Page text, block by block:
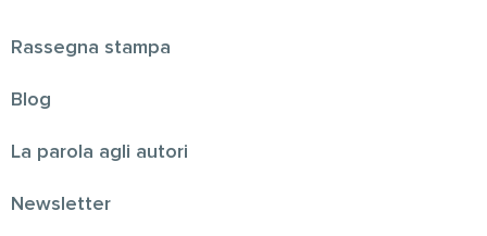
Rassegna stampa
Blog
La parola agli autori
Newsletter